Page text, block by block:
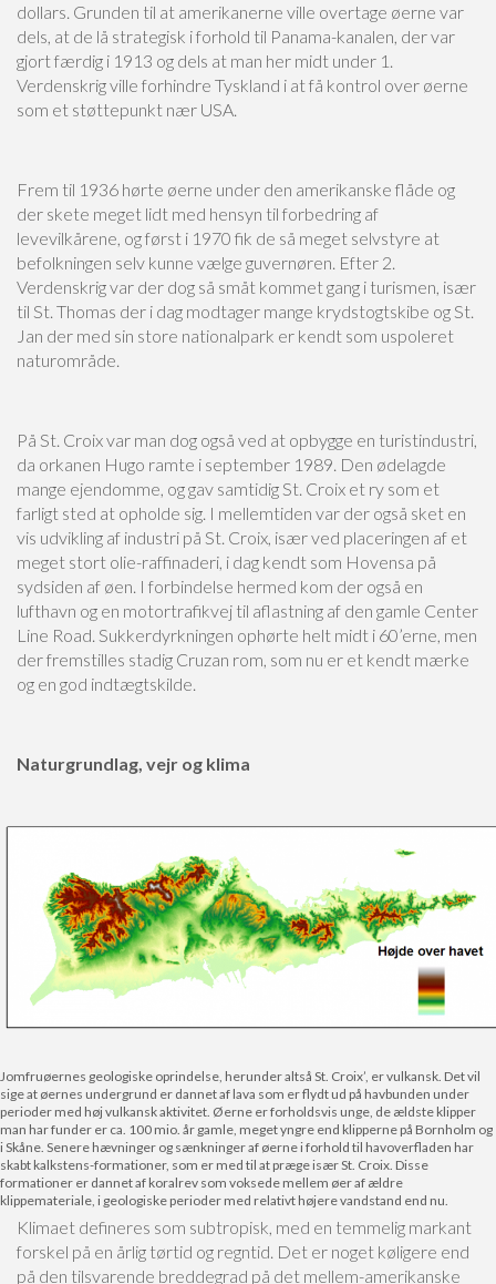
dollars. Grunden til at amerikanerne ville overtage øerne var
dels, at de lå strategisk i forhold til Panama-kanalen, der var
gjort færdig i 1913 og dels at man her midt under 1.
Verdenskrig ville forhindre Tyskland i at få kontrol over øerne
som et støttepunkt nær USA.
Frem til 1936 hørte øerne under den amerikanske flåde og
der skete meget lidt med hensyn til forbedring af
levevilkårene, og først i 1970 fik de så meget selvstyre at
befolkningen selv kunne vælge guvernøren. Efter 2.
Verdenskrig var der dog så småt kommet gang i turismen, især
til St. Thomas der i dag modtager mange krydstogtskibe og St.
Jan der med sin store nationalpark er kendt som uspoleret
naturområde.
På St. Croix var man dog også ved at opbygge en turistindustri,
da orkanen Hugo ramte i september 1989. Den ødelagde
mange ejendomme, og gav samtidig St. Croix et ry som et
farligt sted at opholde sig. I mellemtiden var der også sket en
vis udvikling af industri på St. Croix, især ved placeringen af et
meget stort olie-raffinaderi, i dag kendt som Hovensa på
sydsiden af øen. I forbindelse hermed kom der også en
lufthavn og en motortrafikvej til aflastning af den gamle Center
Line Road. Sukkerdyrkningen ophørte helt midt i 60’erne, men
der fremstilles stadig Cruzan rom, som nu er et kendt mærke
og en god indtægtskilde.
Naturgrundlag, vejr og klima
Jomfruøernes geologiske oprindelse, herunder altså St. Croix’, er vulkansk. Det vil
sige at øernes undergrund er dannet af lava som er flydt ud på havbunden under
perioder med høj vulkansk aktivitet. Øerne er forholdsvis unge, de ældste klipper
man har funder er ca. 100 mio. år gamle, meget yngre end klipperne på Bornholm og
i Skåne. Senere hævninger og sænkninger af øerne i forhold til havoverfladen har
skabt kalkstens-formationer, som er med til at præge især St. Croix. Disse
formationer er dannet af koralrev som voksede mellem øer af ældre
klippemateriale, i geologiske perioder med relativt højere vandstand end nu.
Klimaet defineres som subtropisk, med en temmelig markant
forskel på en årlig tørtid og regntid. Det er noget køligere end
på den tilsvarende breddegrad på det mellem-amerikanske